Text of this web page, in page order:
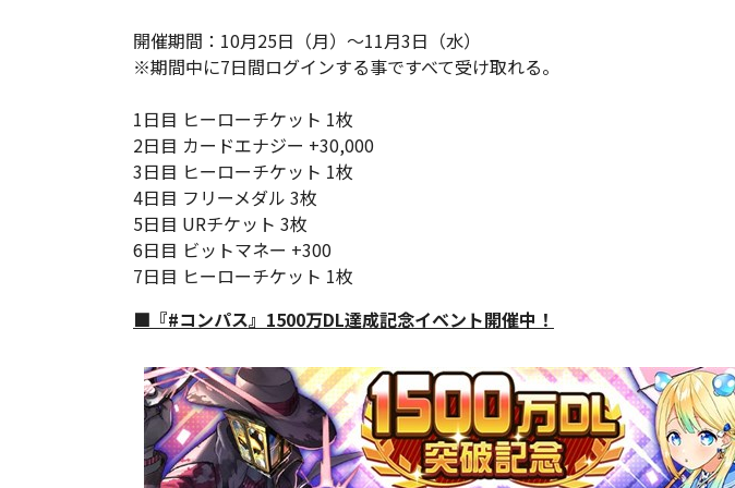
開催期間：10月25日（月）～11月3日（水）
※期間中に7日間ログインする事ですべて受け取れる。
1日目 ヒーローチケット 1枚
2日目 カードエナジー +30,000
3日目 ヒーローチケット 1枚
4日目 フリーメダル 3枚
5日目 URチケット 3枚
6日目 ビットマネー +300
7日目 ヒーローチケット 1枚
■『#コンパス』1500万DL達成記念イベント開催中！